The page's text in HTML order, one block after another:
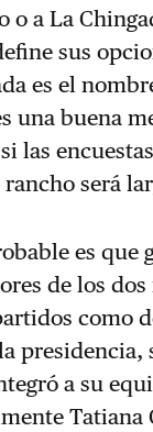
o a La
sus
es el
una buena
las
será
es que
de los
como
a su
Tatiana